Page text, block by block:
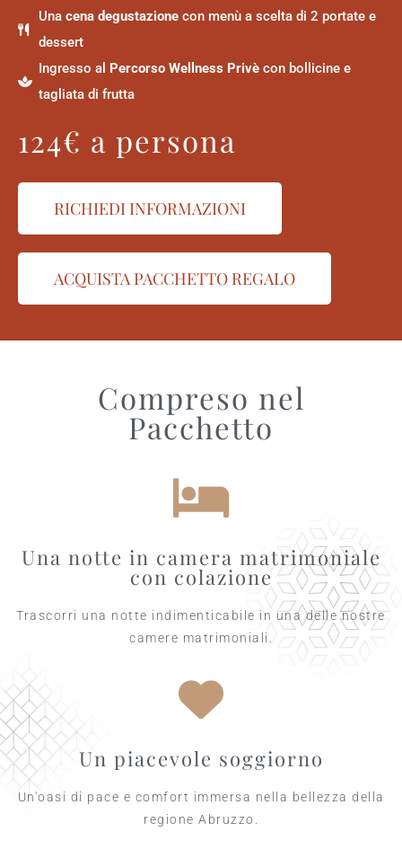
Una cena degustazione con menù a scelta di 2 portate e
dessert
Ingresso al Percorso Wellness Privè con bollicine e
tagliata di frutta
124€ a persona
RICHIEDI INFORMAZIONI
ACQUISTA PACCHETTO REGALO
Compreso nel
Pacchetto
Una notte in camera matrimoniale
con colazione
Trascorri una notte indimenticabile in una delle nostre
camere matrimoniali.
Un piacevole soggiorno
Un'oasi di pace e comfort immersa nella bellezza della
regione Abruzzo.